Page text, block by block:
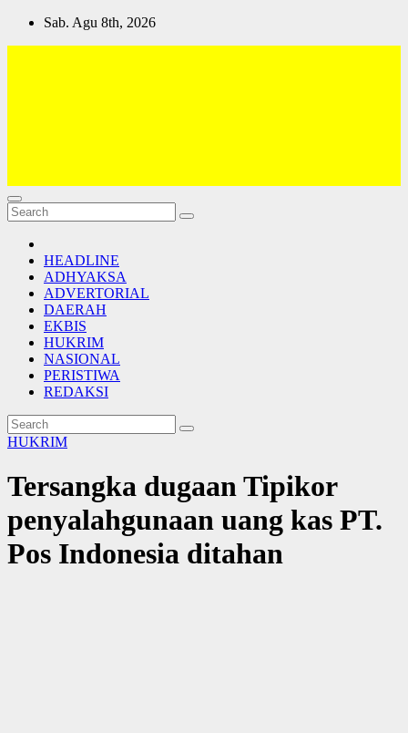
Skip
Sab. Agu 8th, 2026
Lativi News
Semua Jadi Teman
HEADLINE
ADHYAKSA
ADVERTORIAL
DAERAH
EKBIS
HUKRIM
NASIONAL
PERISTIWA
REDAKSI
HUKRIM
Tersangka dugaan Tipikor
penyalahgunaan uang kas PT.
Pos Indonesia ditahan